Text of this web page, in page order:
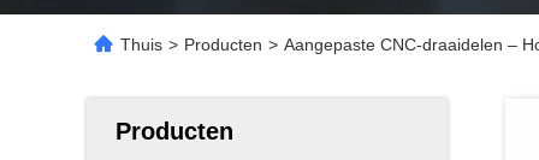
Thuis > Producten > Aangepaste CNC-draaidelen –
Producten